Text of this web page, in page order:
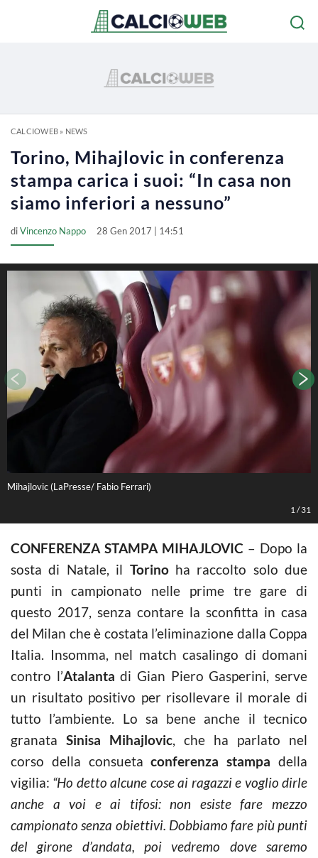
CALCIOWEB» NEWS
Torino, Mihajlovic in conferenza
stampa carica i suoi: “In casa non
siamo inferiori a nessuno”
diVincenzo Nappo 28 Gen 2017 | 14:51
Mihajlovic (LaPresse/ Fabio Ferrari)
1 /31
CONFERENZA STAMPA MIHAJLOVIC – Dopo la
sosta di Natale, il Torinoha raccolto solo due
punti in campionato nelle prime tre gare di
questo 2017, senza contare la sconfitta in casa
del Milan che è costata l’eliminazione dalla Coppa
Italia. Insomma, nel match casalingo di domani
contro l’Atalanta di Gian Piero Gasperini, serve
un risultato positivo per risollevare il morale di
tutto l’ambiente. Lo sa bene anche il tecnico
granata Sinisa Mihajlovic, che ha parlato nel
corso della consuetaconferenza stampa della
vigilia: “Ho detto alcune cose ai ragazzi e voglio dirle
anche a voi e ai tifosi: non esiste fare mezzo
campionato senza obiettivi. Dobbiamo fare più punti
del girone d’andata, poi vedremo dove saremo